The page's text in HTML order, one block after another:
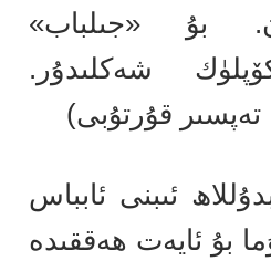
بۇ «جىلباب»
شەكلىدۇر.
قۇرتۇبى)
ئىبنى ئابباس
بۇ ئايەت ھەققىدە